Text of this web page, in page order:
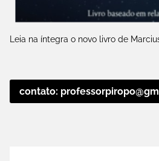
Leia na íntegra o novo livro de
contato: